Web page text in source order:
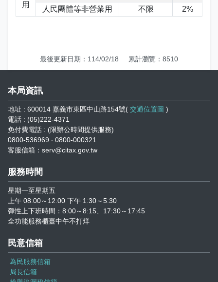
民法調降成年年齡專區
用
人民團體等非營業用 不限 2%
最後更新日期：114/02/18 累計瀏覽：8510
本局資訊
地址 : 600014 嘉義市東區中山路154號( 交通位置圖 )
電話 : (05)222-4371
免付費電話 : (限辦公時間提供服務)
0800-536969 ‧ 0800-000321
客服信箱：serv@citax.gov.tw
服務時間
星期一至星期五
上午 08:00～12:00 下午 1:30～5:30
彈性上下班時間：8:00～8:15、17:30～17:45
全功能服務櫃臺中午不打烊
民意信箱
為民服務信箱
局長信箱